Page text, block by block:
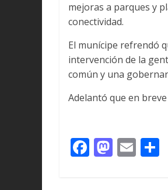
mejoras a parques y
conectividad.
El munícipe refrendó
intervención de la
común y una
Adelantó que en
F M E